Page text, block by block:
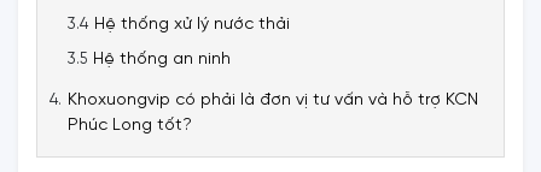
Hệ thống xử lý nước thải
Hệ thống an ninh
Khoxuongvip có phải là đơn vị tư vấn và hỗ trợ KCN
Phúc Long tốt?